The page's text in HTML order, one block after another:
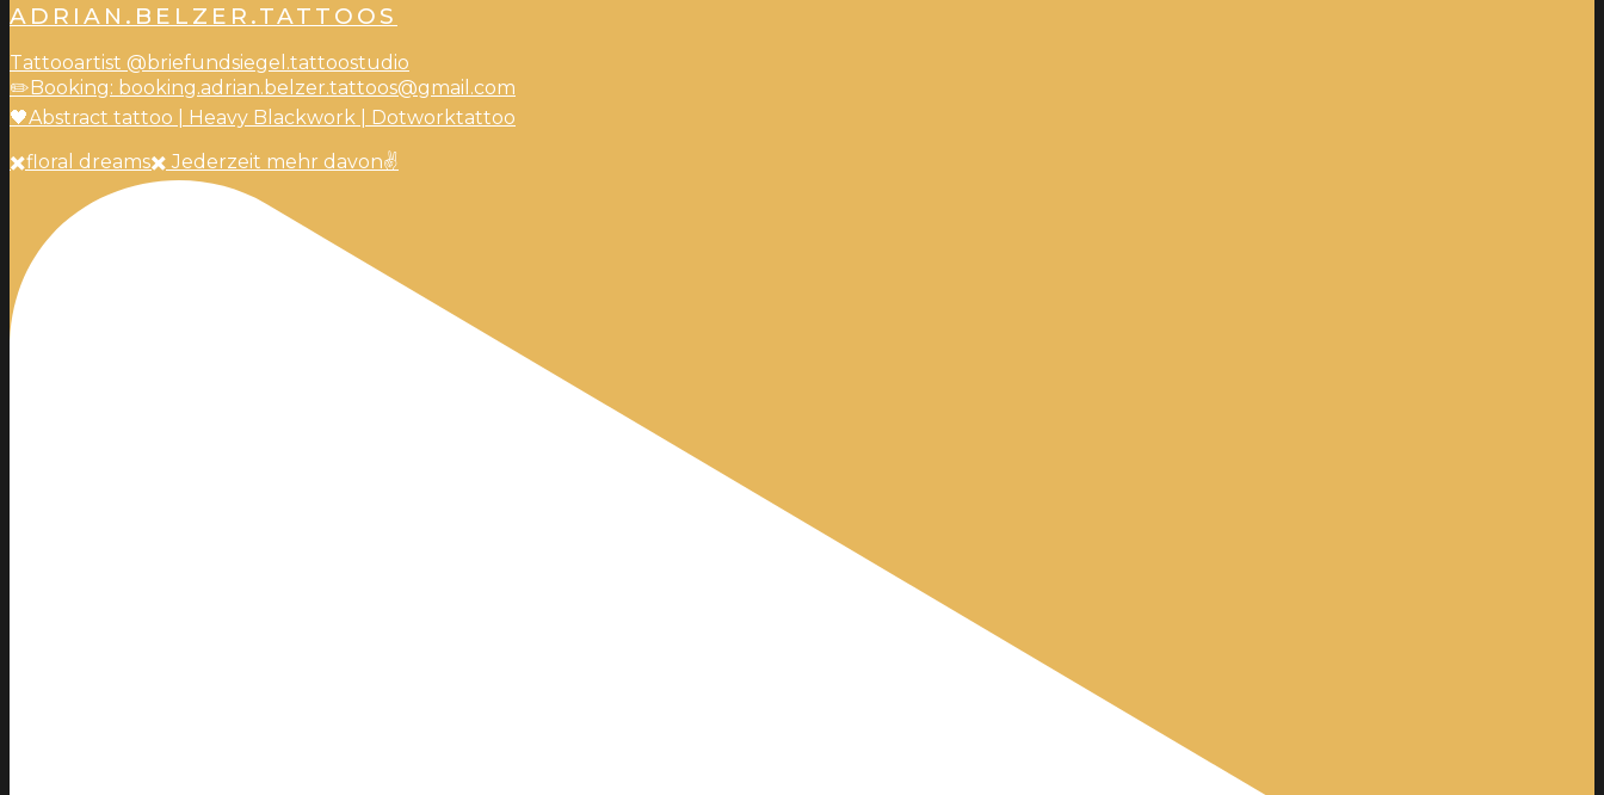
ADRIAN.BELZER.TATTOOS
Tattooartist @briefundsiegel.tattoostudio
✏️Booking: booking.adrian.belzer.tattoos@gmail.com
🖤Abstract tattoo | Heavy Blackwork | Dotworktattoo
✖️floral dreams✖️ Jederzeit mehr davon✌